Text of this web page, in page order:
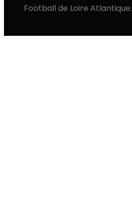
Football de Loire Atlantique.